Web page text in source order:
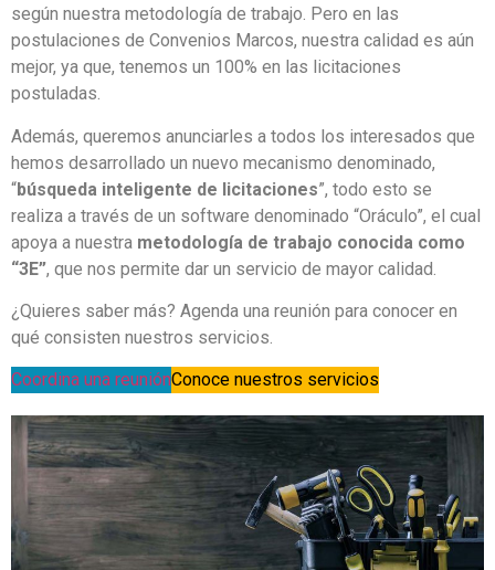
según nuestra metodología de trabajo. Pero en las
postulaciones de Convenios Marcos, nuestra calidad es aún
mejor, ya que, tenemos un 100% en las licitaciones
postuladas.
Además, queremos anunciarles a todos los interesados que
hemos desarrollado un nuevo mecanismo denominado,
“búsqueda inteligente de licitaciones”, todo esto se
realiza a través de un software denominado “Oráculo”, el cual
apoya a nuestra metodología de trabajo conocida como
“3E”, que nos permite dar un servicio de mayor calidad.
¿Quieres saber más? Agenda una reunión para conocer en
qué consisten nuestros servicios.
Coordina una reuniónConoce nuestros servicios